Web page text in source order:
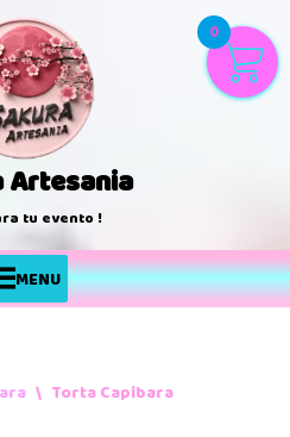
Artesania
tu evento !
MENU
\ Torta Capibara
0